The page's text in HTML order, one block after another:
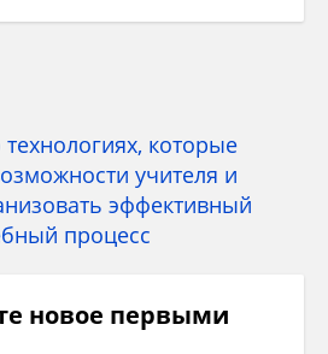
новое первыми